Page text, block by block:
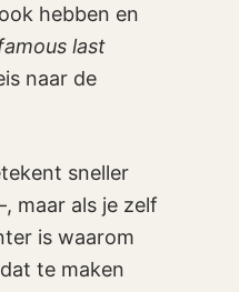
hebben en
last
naar de
sneller
maar als je zelf
is waarom
te maken